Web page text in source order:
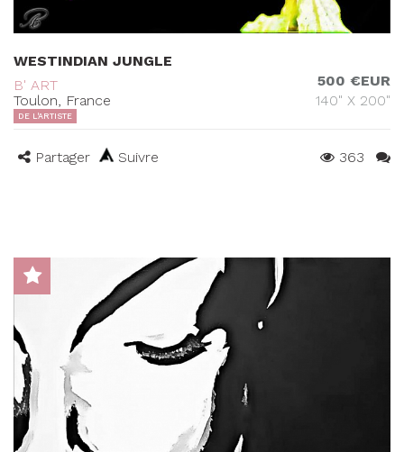
WESTINDIAN JUNGLE
B' ART
Toulon, France
500 €EUR
140" X 200"
DE L'ARTISTE
Partager Suivre 363